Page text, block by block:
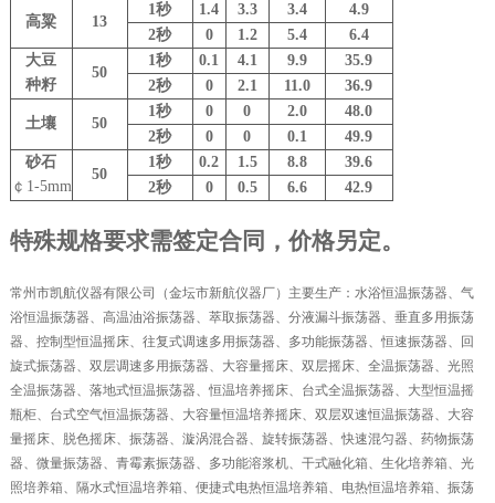
高粱 13
1秒 1.4 3.3 3.4
4.9
2秒 0 1.2 5.4
6.4
大豆
种籽
50
1秒 0.1 4.1 9.9
35.9
2秒 0 2.1 11.0 36.9
土壤 50
1秒 0 0 2.0
48.0
2秒 0 0 0.1
49.9
砂石
￠ 1-5mm
50
1秒 0.2 1.5 8.8
39.6
2秒 0 0.5 6.6 42.9
特殊规格要求需签定合同，价格另定。
常州市凯航仪器有限公司（金坛市新航仪器厂）主要生产：水浴恒温振荡器、气
浴恒温振荡器、高温油浴振荡器、萃取振荡器、分液漏斗振荡器、垂直多用振荡
器、控制型恒温摇床、往复式调速多用振荡器、多功能振荡器、恒速振荡器、回
旋式振荡器、双层调速多用振荡器、大容量摇床、双层摇床、全温振荡器、光照
全温振荡器、落地式恒温振荡器、恒温培养摇床、台式全温振荡器、大型恒温摇
瓶柜、台式空气恒温振荡器、大容量恒温培养摇床、双层双速恒温振荡器、大容
量摇床、脱色摇床、振荡器、漩涡混合器、旋转振荡器、快速混匀器、药物振荡
器、微量振荡器、青霉素振荡器、多功能溶浆机、干式融化箱、生化培养箱、光
照培养箱、隔水式恒温培养箱、便捷式电热恒温培养箱、电热恒温培养箱、振荡